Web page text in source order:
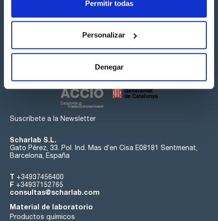
Permitir todas
Personalizar
Denegar
Suscríbete a la Newsletter
Scharlab S.L.
Gato Pérez, 33. Pol. Ind. Mas d’en Cisa E08181 Sentmenat,
Barcelona, España
T +34937456400
F +34937152765
consultas@scharlab.com
Material de laboratorio
Productos químicos